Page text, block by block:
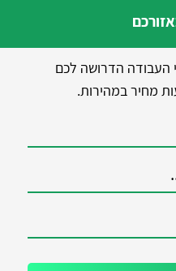
העבודה הדרושה לכם
מחיר במהירות.